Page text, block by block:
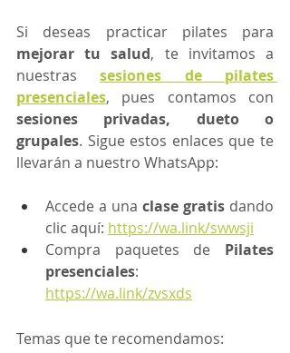
mejorar tu salud, te invitamos a
nuestras sesiones de pilates
presenciales
sesiones privadas, dueto o
grupales. Sigue estos enlaces que te
llevarán a nuestro WhatsApp:
Accede a una clase gratis dando
clic aquí: https://wa.link/swwsji
Compra paquetes de Pilates
presenciales
https://wa.link/zvsxds
Temas que te recomendamos: